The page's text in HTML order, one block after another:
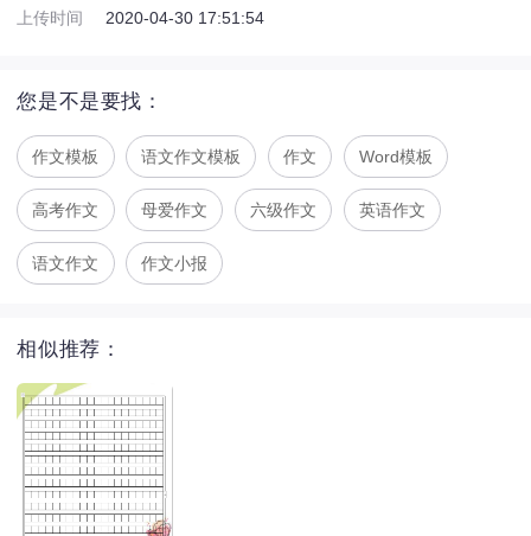
上传时间
2020-04-30 17:51:54
您是不是要找：
作文模板 语文作文模板 作文 Word模板
高考作文 母爱作文 六级作文 英语作文
语文作文 作文小报
相似推荐：